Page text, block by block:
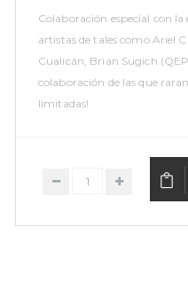
Colaboración especial con
artistas de tales como Ariel
Cualicán, Brian Sugich
colaboración de las que
limitadas!